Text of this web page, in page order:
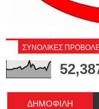
ΣΥΝΟΛΙΚΕΣ
ΔΗΜΟΦΙΛΗ